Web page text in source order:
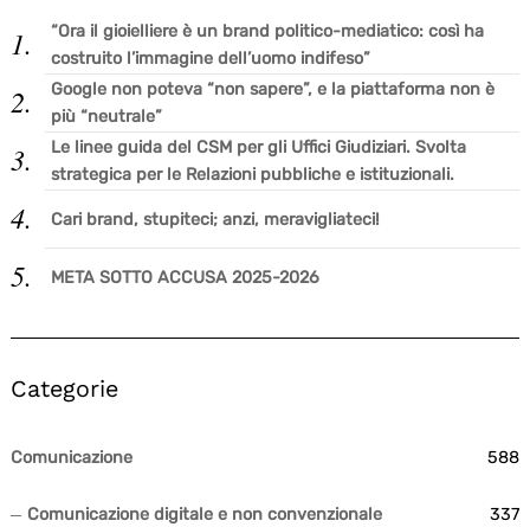
“Ora il gioielliere è un brand politico-mediatico: così ha
costruito l’immagine dell’uomo indifeso”
Google non poteva “non sapere”, e la piattaforma non è
più “neutrale”
Le linee guida del CSM per gli Uffici Giudiziari. Svolta
strategica per le Relazioni pubbliche e istituzionali.
Cari brand, stupiteci; anzi, meravigliateci!
META SOTTO ACCUSA 2025-2026
Categorie
Comunicazione 588
Comunicazione digitale e non convenzionale 337